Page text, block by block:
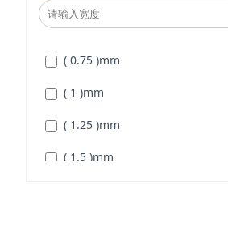
( 1.1875 )
( 1.875 )
( 0.75 )mm
( 1 )mm
( 1.25 )mm
( 1.5 )mm